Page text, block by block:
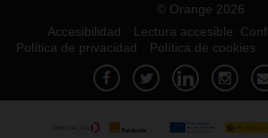
© Orange 2026
Accesibilidad
Lectura accesible:
Política de privacidad
Política de cookies